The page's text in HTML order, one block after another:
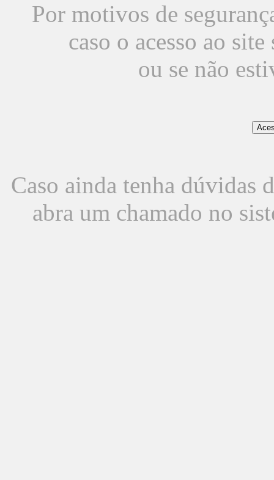
Por motivos de
caso o acesso ao
ou se não
Caso ainda tenha dúvidas
abra um chamado no